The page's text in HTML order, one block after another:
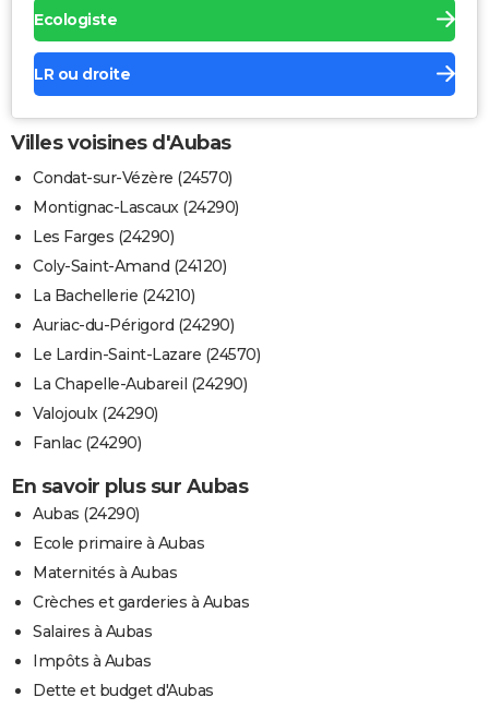
Ecologiste
LR ou droite
Villes voisines d'Aubas
Condat-sur-Vézère (24570)
Montignac-Lascaux (24290)
Les Farges (24290)
Coly-Saint-Amand (24120)
La Bachellerie (24210)
Auriac-du-Périgord (24290)
Le Lardin-Saint-Lazare (24570)
La Chapelle-Aubareil (24290)
Valojoulx (24290)
Fanlac (24290)
En savoir plus sur Aubas
Aubas (24290)
Ecole primaire à Aubas
Maternités à Aubas
Crèches et garderies à Aubas
Salaires à Aubas
Impôts à Aubas
Dette et budget d'Aubas